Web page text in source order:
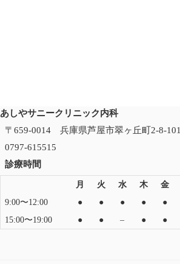
あしやサニークリニック内科
〒659-0014 兵庫県芦屋市翠ヶ丘町2-8-101
0797-615515
診療時間
月 火 水 木 金
9:00〜12:00
● ● ● ● ●
15:00〜19:00
● ● – ● ●